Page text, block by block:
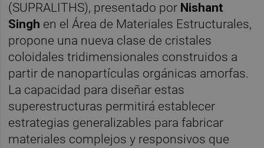
(SUPRALITHS), presentado por Nishant
Singh en el Área de Materiales Estructurales,
propone una nueva clase de cristales
coloidales tridimensionales construidos a
partir de nanopartículas orgánicas amorfas.
La capacidad para diseñar estas
superestructuras permitirá establecer
estrategias generalizables para fabricar
materiales complejos y responsivos que